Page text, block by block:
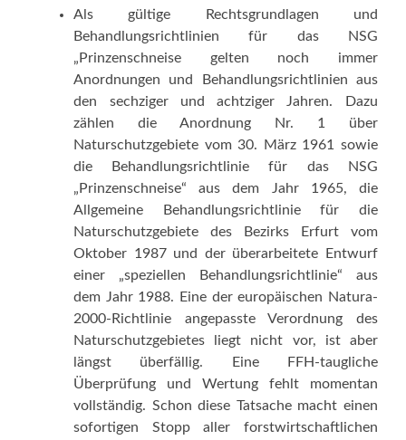
Als gültige Rechtsgrundlagen und
Behandlungsrichtlinien für das NSG
„Prinzenschneise gelten noch immer
Anordnungen und Behandlungsrichtlinien aus
den sechziger und achtziger Jahren. Dazu
zählen die Anordnung Nr. 1 über
Naturschutzgebiete vom 30. März 1961 sowie
die Behandlungsrichtlinie für das NSG
„Prinzenschneise“ aus dem Jahr 1965, die
Allgemeine Behandlungsrichtlinie für die
Naturschutzgebiete des Bezirks Erfurt vom
Oktober 1987 und der überarbeitete Entwurf
einer „speziellen Behandlungsrichtlinie“ aus
dem Jahr 1988. Eine der europäischen Natura-
2000-Richtlinie angepasste Verordnung des
Naturschutzgebietes liegt nicht vor, ist aber
längst überfällig. Eine FFH-taugliche
Überprüfung und Wertung fehlt momentan
vollständig. Schon diese Tatsache macht einen
sofortigen Stopp aller forstwirtschaftlichen